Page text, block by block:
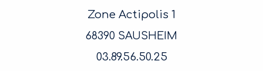
Zone Actipolis 1
68390 SAUSHEIM
03.89.56.50.25